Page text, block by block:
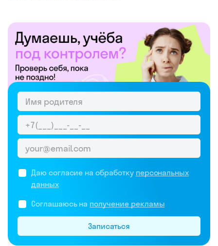
Даю согласие на обработку персональных
данных
Соглашаюсь на получение рекламы
Записаться